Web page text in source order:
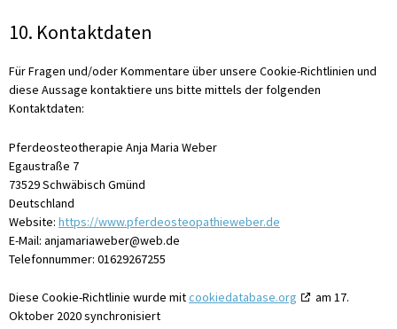
10. Kontaktdaten
Für Fragen und/oder Kommentare über unsere Cookie-Richtlinien und
diese Aussage kontaktiere uns bitte mittels der folgenden
Kontaktdaten:
Pferdeosteotherapie Anja Maria Weber
Egaustraße 7
73529 Schwäbisch Gmünd
Deutschland
Website: https://www.pferdeosteopathieweber.de
E-Mail: ed.bew@rebewairamajna
Telefonnummer: 01629267255
Diese Cookie-Richtlinie wurde mitcookiedatabase.org
am 17.
Oktober 2020 synchronisiert